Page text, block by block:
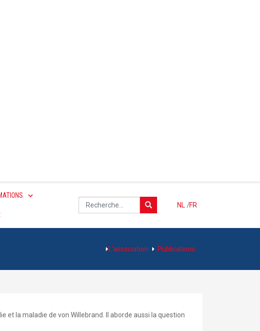
NL FR
/
L'association Publications
et la maladie de von Willebrand. Il aborde aussi la question